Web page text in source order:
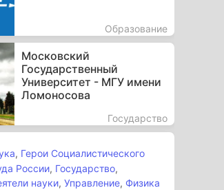
Образование
Московский
Государственный
Университет - МГУ имени
Ломоносова
Государство
, Герои Социалистического
России, Государство,
науки,Управление, Физика